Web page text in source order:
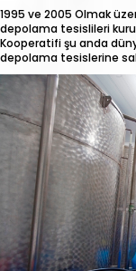
1995 ve 2005 Olmak
depolama tesislileri
Kooperatifi şu anda
depolama tesislerine